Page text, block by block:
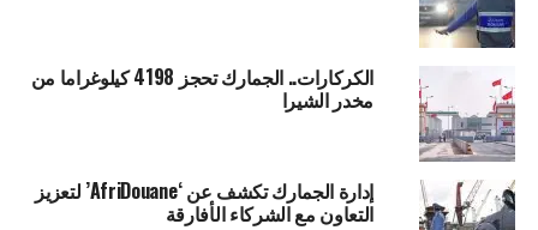
الكركارات.. الجمارك تحجز 4198 كيلوغراما من
مخدر الشيرا
إدارة الجمارك تكشف عن ‘AfriDouane’ لتعزيز
التعاون مع الشركاء الأفارقة